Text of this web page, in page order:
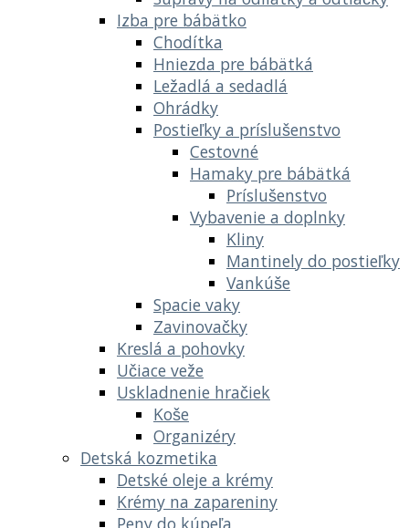
Izba pre bábätko
Chodítka
Hniezda pre bábätká
Ležadlá a sedadlá
Ohrádky
Postieľky a príslušenstvo
Cestovné
Hamaky pre bábätká
Príslušenstvo
Vybavenie a doplnky
Kliny
Mantinely do postieľky
Vankúše
Spacie vaky
Zavinovačky
Kreslá a pohovky
Učiace veže
Uskladnenie hračiek
Koše
Organizéry
Detská kozmetika
Detské oleje a krémy
Krémy na zapareniny